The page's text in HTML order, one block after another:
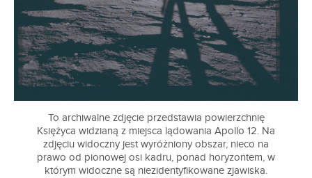
To archiwalne zdjęcie przedstawia powierzchnię
Księżyca widzianą z miejsca lądowania Apollo 12. Na
zdjęciu widoczny jest wyróżniony obszar, nieco na
prawo od pionowej osi kadru, ponad horyzontem, w
którym widoczne są niezidentyfikowane zjawiska.